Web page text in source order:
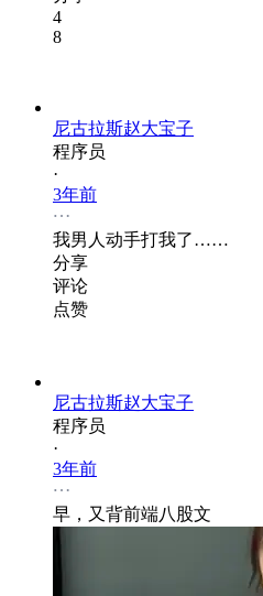
4
8
尼古拉斯赵大宝子
程序员
·
3年前
我男人动手打我了……
分享
评论
点赞
尼古拉斯赵大宝子
程序员
·
3年前
早，又背前端八股文